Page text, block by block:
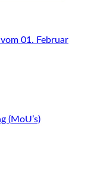
01. Februar
(MoU’s)